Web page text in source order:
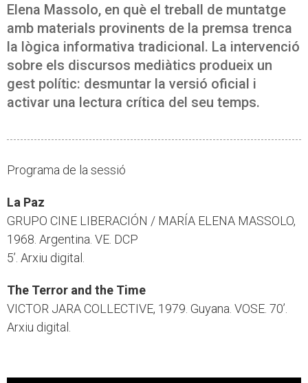
Elena Massolo, en què el treball de muntatge
amb materials provinents de la premsa trenca
la lògica informativa tradicional. La intervenció
sobre els discursos mediàtics produeix un
gest polític: desmuntar la versió oficial i
activar una lectura crítica del seu temps.
Programa de la sessió
La Paz
GRUPO CINE LIBERACIÓN / MARÍA ELENA MASSOLO,
1968. Argentina. VE. DCP
5’. Arxiu digital.
The Terror and the Time
VICTOR JARA COLLECTIVE, 1979. Guyana. VOSE. 70’.
Arxiu digital.